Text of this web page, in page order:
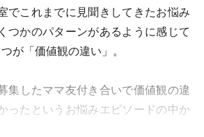
でこれまでに見聞きしてきたお悩み
つかのパターンがあるように感じて
が「価値観の違い」。
集したママ友付き合いで価値観の違
ったというお悩みエピソードの中か